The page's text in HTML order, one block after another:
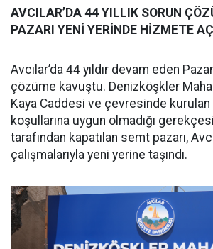
AVCILAR’DA 44 YILLIK SORUN
PAZARI YENİ YERİNDE HİZMETE
Avcılar’da 44 yıldır devam eden
çözüme kavuştu. Denizköşkler
Kaya Caddesi ve çevresinde
koşullarına uygun olmadığı
tarafından kapatılan semt pazarı,
çalışmalarıyla yeni yerine taşındı.